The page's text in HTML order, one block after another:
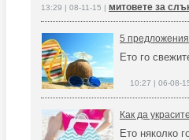
13:29 | 08-11-15 | митовете за
5 предложения
Ето го
10:27 | 06-08-
Как да
Ето няколко